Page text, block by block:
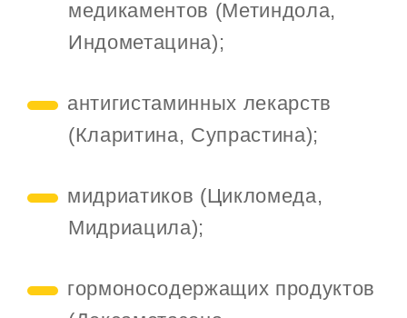
медикаментов (Метиндола,
Индометацина);
антигистаминных лекарств
(Кларитина, Супрастина);
мидриатиков (Цикломеда,
Мидриацила);
гормоносодержащих продуктов